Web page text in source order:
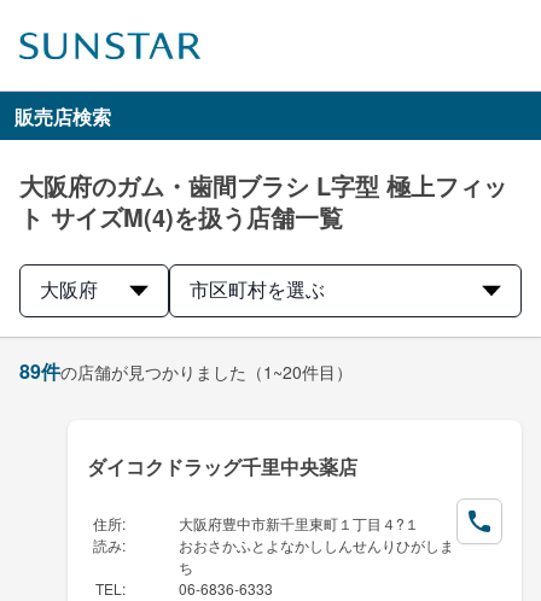
販売店検索
大阪府のガム・歯間ブラシ L字型 極上フィッ
ト サイズM(4)を扱う店舗一覧
大阪府 市区町村を選ぶ
89件の店舗が見つかりました （1~20件目）
ダイコクドラッグ千里中央薬店
住所:
大阪府豊中市新千里東町１丁目４?１
読み:
おおさかふとよなかししんせんりひがしま
ち
TEL : 06-6836-6333